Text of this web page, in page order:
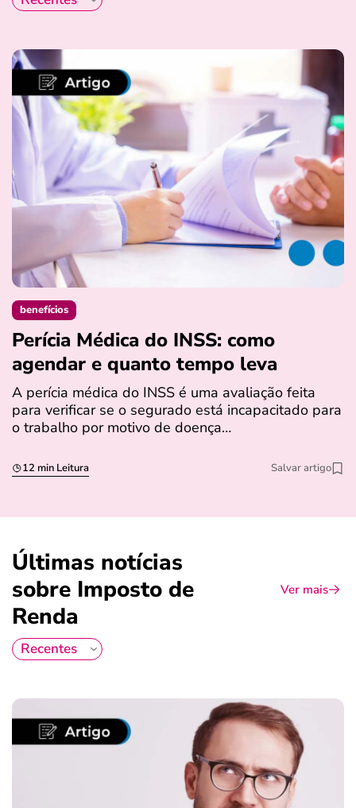
benefícios
Perícia Médica do INSS: como
agendar e quanto tempo leva
A perícia médica do INSS é uma avaliação feita
para verificar se o segurado está incapacitado para
o trabalho por motivo de doença…
12 min Leitura Salvar artigo
Últimas notícias
sobre Imposto de
Renda
Ver mais